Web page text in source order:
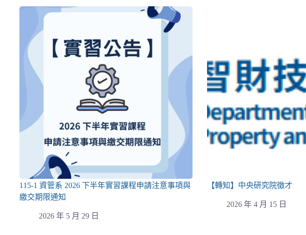
115-1 資管系 2026 下半年實習課程申請注意事項與
繳交期限通知
2026 年 5 月 29 日
【轉知】中央研究院徵才
2026 年 4 月 15 日